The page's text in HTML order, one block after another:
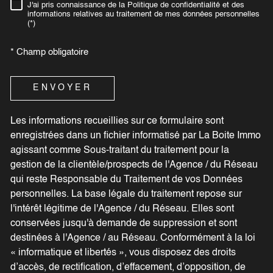
RÈGLEMENTATION
J'ai pris connaissance de la Politique de confidentialité et des
informations relatives au traitement de mes données personnelles
(*)
* Champ obligatoire
ENVOYER
Les informations recueillies sur ce formulaire sont
enregistrées dans un fichier informatisé par La Boite Immo
agissant comme Sous-traitant du traitement pour la
gestion de la clientèle/prospects de l'Agence / du Réseau
qui reste Responsable du Traitement de vos Données
personnelles. La base légale du traitement repose sur
l'intérêt légitime de l'Agence / du Réseau. Elles sont
conservées jusqu'à demande de suppression et sont
destinées à l'Agence / au Réseau. Conformément à la loi
« informatique et libertés », vous disposez des droits
d’accès, de rectification, d’effacement, d’opposition, de